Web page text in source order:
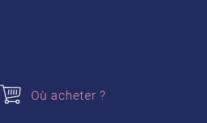
Où acheter ?